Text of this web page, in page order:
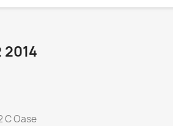
2014
C Oase